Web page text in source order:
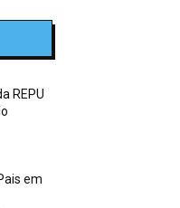
REPU
em